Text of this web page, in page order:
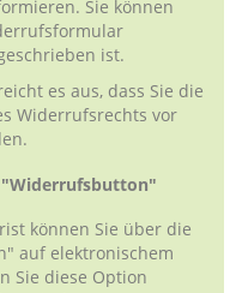
Sie können
ist.
es aus, dass Sie die
Widerrufsrechts vor
können Sie über die
auf elektronischem
Sie diese Option